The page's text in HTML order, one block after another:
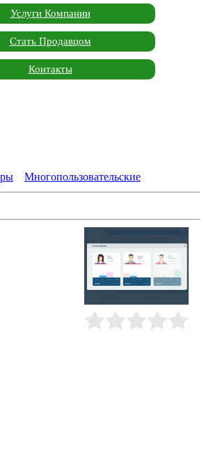
Услуги Компании
Стать Продавцом
Контакты
Многопользовательские